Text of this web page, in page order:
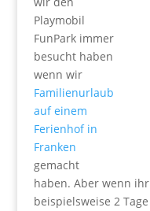
Playmobil
FunPark immer
besucht haben
wenn wir
Familienurlaub
auf einem
Ferienhof in
Franken
gemacht
haben. Aber wenn
beispielsweise 2